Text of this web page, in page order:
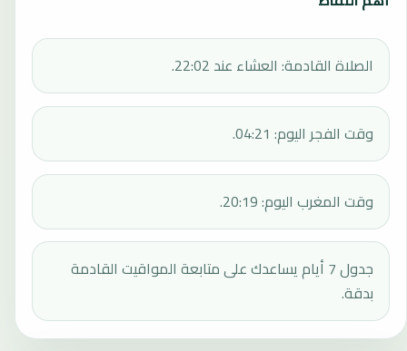
الصلاة القادمة: العشاء عند 22:02.
وقت الفجر اليوم: 04:21.
وقت المغرب اليوم: 20:19.
جدول 7 أيام يساعدك على متابعة المواقيت القادمة
بدقة.